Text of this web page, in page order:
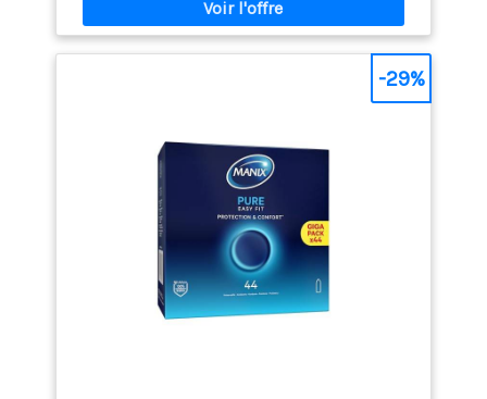
ajustement. QUALITE DUREX - Tous nos préservatifs
sont 100% testés électroniquement. Cinq tests de
qualité sont effectués sur chaque lot. Durex possède
plus de 90 années d’expérience dans la fabrication
de préservatifs. Aujourd’hui, Durex est la marque n°1
leur permet d’avoir une odeur agréable.
-29%